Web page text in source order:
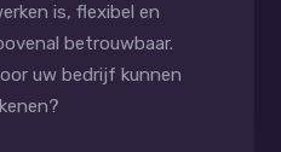
is, flexibel en
betrouwbaar.
uw bedrijf kunnen